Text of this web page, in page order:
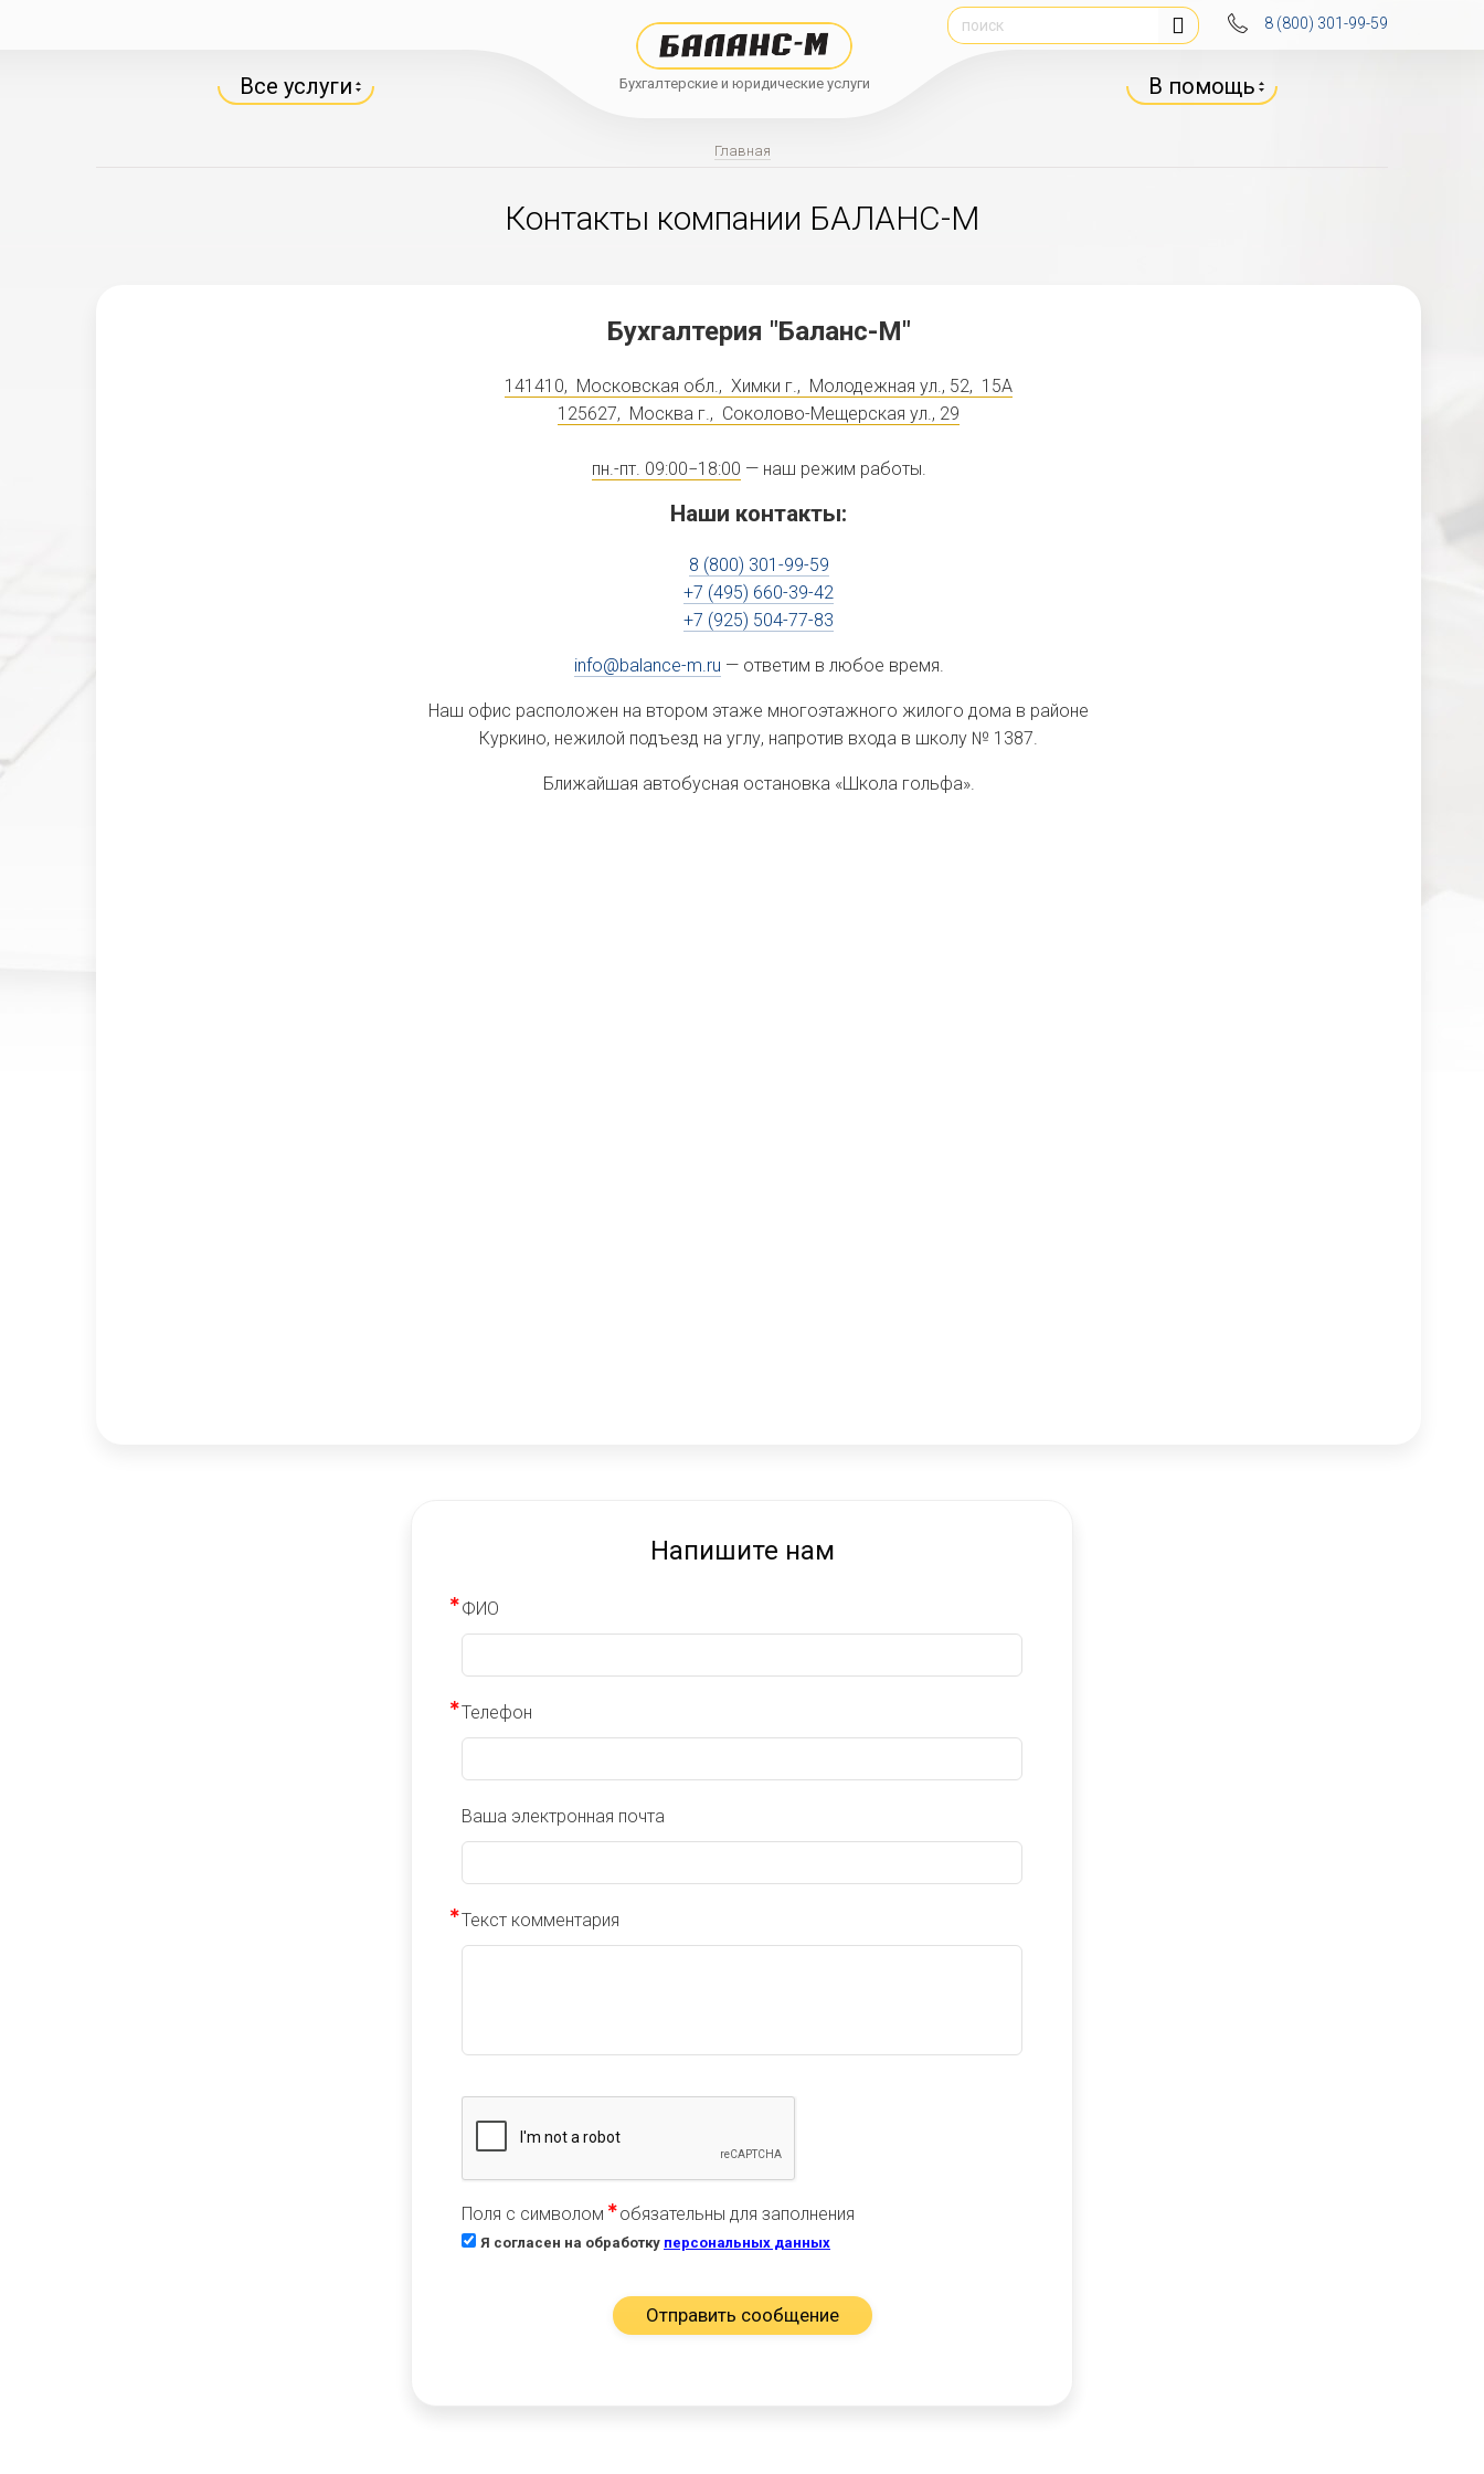
Бухгалтерские и юридические услуги
8 (800) 301-99-59
Все услуги В помощь
Главная
Контакты компании БАЛАНС-М
Бухгалтерия "Баланс-М"
141410, Московская обл., Химки г., Молодежная ул., 52, 15А
125627, Москва г., Соколово-Мещерская ул., 29
пн.-пт. 09:00−18:00 — наш режим работы.
Наши контакты:
8 (800) 301-99-59
+7 (495) 660-39-42
+7 (925) 504-77-83
info@balance-m.ru — ответим в любое время.
Наш офис расположен на втором этаже многоэтажного жилого дома в районе
Куркино, нежилой подъезд на углу, напротив входа в школу № 1387.
Ближайшая автобусная остановка «Школа гольфа».
Напишите нам
ФИО
Телефон
Ваша электронная почта
Текст комментария
Поля с символом обязательны для заполнения
Я согласен на обработку персональных данных